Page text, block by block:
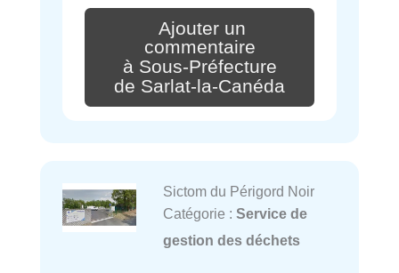
Ajouter un
commentaire
à Sous-Préfecture
de Sarlat-la-Canéda
Sictom du Périgord Noir
Catégorie : Service de
gestion des déchets